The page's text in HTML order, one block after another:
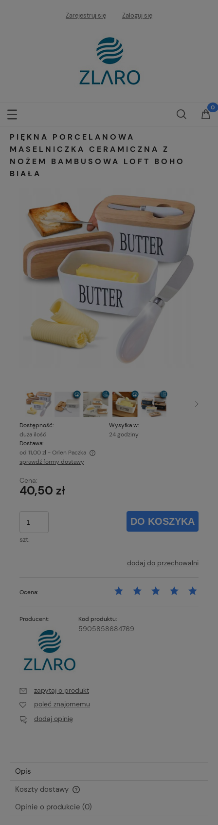
Zarejestruj się Zaloguj się
PIĘKNA PORCELANOWA
MASELNICZKA CERAMICZNA Z
NOŻEM BAMBUSOWA LOFT BOHO
BIAŁA
Dostępność:
duża ilość
Wysyłka w:
24 godziny
Dostawa:
od 11,00 zł - Orlen Paczka
Cena nie zawiera ewentualnych kosztów płatności
sprawdź formy dostawy
Cena:
40,50 zł
szt.
DO KOSZYKA
dodaj do przechowalni
Ocena:
Producent: Kod produktu:
5905858684769
zapytaj o produkt
poleć znajomemu
dodaj opinię
Opis
Koszty dostawy
Cena nie zawiera ewentualnych kosztów płatności
Opinie o produkcie (0)